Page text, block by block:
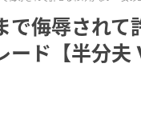
で侮辱され
ード【半分夫